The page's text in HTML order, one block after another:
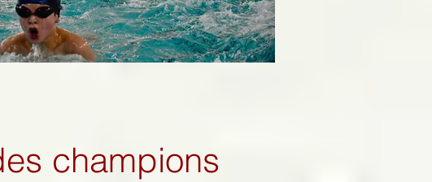
champions